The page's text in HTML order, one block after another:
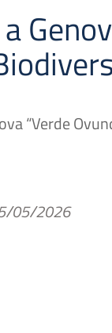
“Verde
05/2026